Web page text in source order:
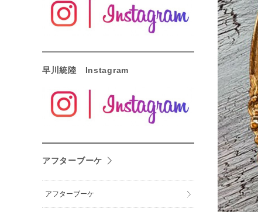
早川統陸 Instagram
アフターブーケ
アフターブーケ